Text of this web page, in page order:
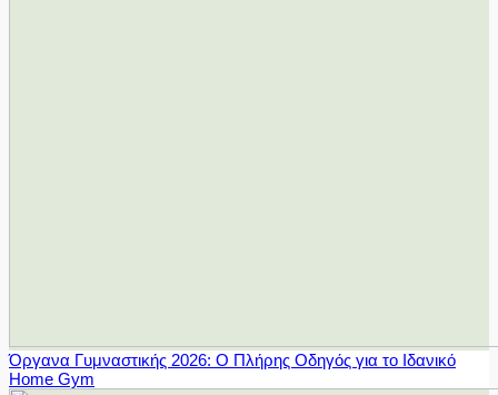
Όργανα Γυμναστικής 2026: Ο Πλήρης Οδηγός για το Ιδανικό
Home Gym